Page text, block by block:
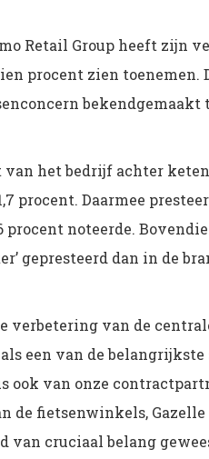
Retail Group heeft zijn
procent zien toenemen.
bekendgemaakt
van het bedrijf achter
procent. Daarmee
procent noteerde.
gepresteerd dan in de
verbetering van de
een van de
ook van onze
de fietsenwinkels,
van cruciaal belang